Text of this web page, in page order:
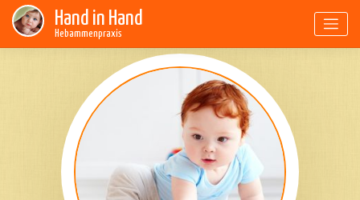
Skip
to
content
Hand in Hand
Hebammenpraxis